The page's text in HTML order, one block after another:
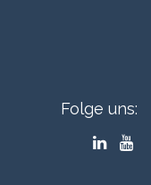
Folge uns: